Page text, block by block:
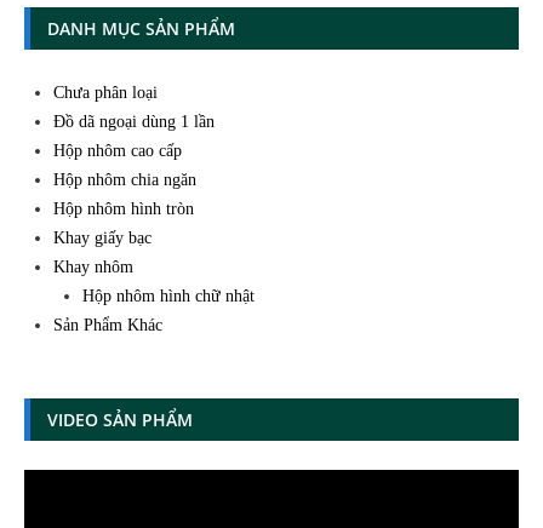
DANH MỤC SẢN PHẨM
Chưa phân loại
Đồ dã ngoại dùng 1 lần
Hộp nhôm cao cấp
Hộp nhôm chia ngăn
Hộp nhôm hình tròn
Khay giấy bạc
Khay nhôm
Hộp nhôm hình chữ nhật
Sản Phẩm Khác
VIDEO SẢN PHẨM